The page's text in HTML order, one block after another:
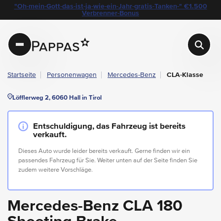
Navigation überspringen
Zum Hauptcontent
Zur Hauptnavigation springen
layout.table-of-content
Technische Daten
Fahrzeugausstattung
Leasing
Standort & Ansprechpartner
Garantie
Ihre Vorteile auf einen Blick
Das könnte Sie auch interessieren
Angebote & Aktionen bei Pappas
"Oh-mein-Gott-das-ist-ja-wie-ein-Jahr-gratis-Tanken-" €1.500
Verbrenner-Bonus
Pappas
Startseite Personenwagen Mercedes-Benz CLA-Klasse
Löfflerweg 2, 6060 Hall in Tirol
Entschuldigung, das Fahrzeug ist bereits
verkauft.
Dieses Auto wurde leider bereits verkauft. Gerne finden wir ein
passendes Fahrzeug für Sie. Weiter unten auf der Seite finden Sie
zudem weitere Vorschläge.
Mercedes-Benz CLA 180